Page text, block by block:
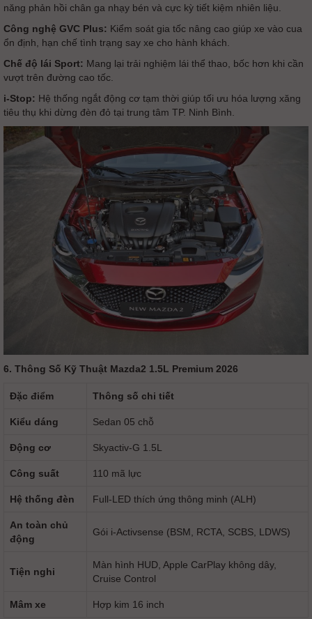
năng phản hồi chân ga nhạy bén và cực kỳ tiết kiệm nhiên liệu.
Công nghệ GVC Plus: Kiểm soát gia tốc nâng cao giúp xe vào cua
ổn định, hạn chế tình trạng say xe cho hành khách.
Chế độ lái Sport: Mang lại trải nghiệm lái thể thao, bốc hơn khi cần
vượt trên đường cao tốc.
i-Stop: Hệ thống ngắt động cơ tạm thời giúp tối ưu hóa lượng xăng
tiêu thụ khi dừng đèn đỏ tại trung tâm TP. Ninh Bình.
6. Thông Số Kỹ Thuật Mazda2 1.5L Premium 2026
Đặc điểm Thông số chi tiết
Kiểu dáng Sedan 05 chỗ
Động cơ Skyactiv-G 1.5L
Công suất 110 mã lực
Hệ thống đèn Full-LED thích ứng thông minh (ALH)
An toàn chủ
động
Gói i-Activsense (BSM, RCTA, SCBS, LDWS)
Tiện nghi
Màn hình HUD, Apple CarPlay không dây,
Cruise Control
Mâm xe Hợp kim 16 inch